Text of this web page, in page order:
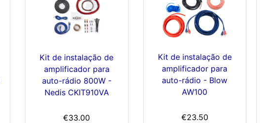
Kit de instalação de
amplificador para
auto-rádio 800W -
Nedis CKIT910VA
€33.00
Kit de instalação de
amplificador para
auto-rádio - Blow
AW100
€23.50